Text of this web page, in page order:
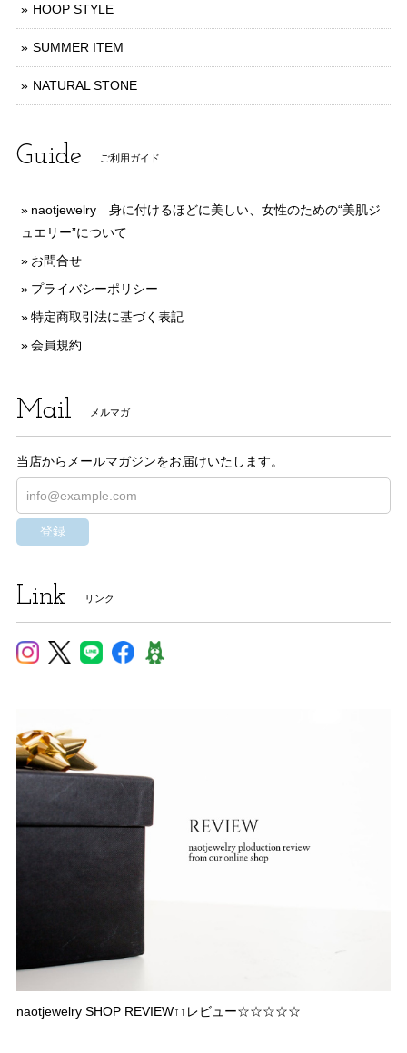
HOOP STYLE
SUMMER ITEM
NATURAL STONE
Guide ご利用ガイド
naotjewelry 身に付けるほどに美しい、女性のための“美肌ジ
ュエリー”について
お問合せ
プライバシーポリシー
特定商取引法に基づく表記
会員規約
Mail メルマガ
当店からメールマガジンをお届けいたします。
登録
Link リンク
naotjewelry SHOP REVIEW↑↑レビュー☆☆☆☆☆